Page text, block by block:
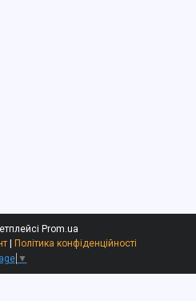
Prom.ua
| Політика конфіденційності
▼